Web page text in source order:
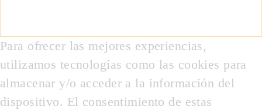
Para ofrecer las mejores experiencias,
utilizamos tecnologías como las cookies para
almacenar y/o acceder a la información del
dispositivo. El consentimiento de estas